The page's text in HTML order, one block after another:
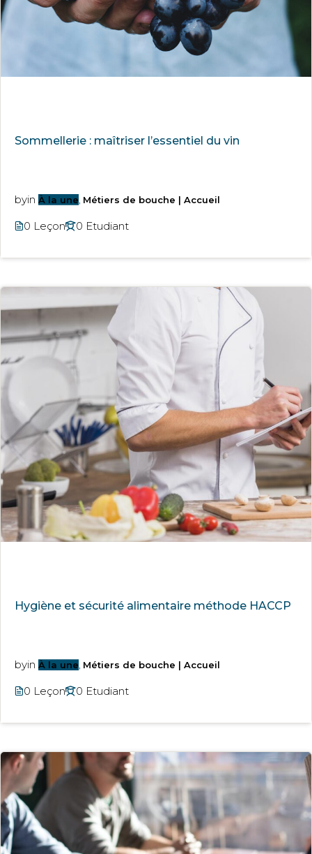
Sommellerie : maîtriser l’essentiel du vin
byin À la une Métiers de bouche | Accueil
0 Leçon 0 Etudiant
Hygiène et sécurité alimentaire méthode HACCP
byin À la une Métiers de bouche | Accueil
0 Leçon 0 Etudiant